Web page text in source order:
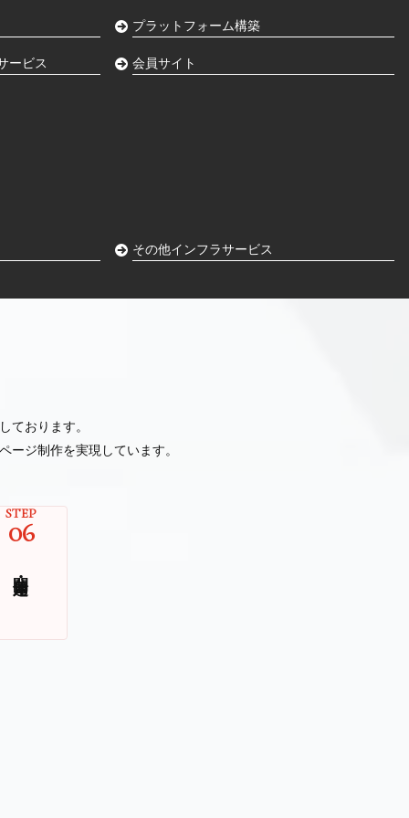
プラットフォーム構築
ービス 会員サイト
その他インフラサービス
ております。
ージ制作を実現しています。
STEP
06